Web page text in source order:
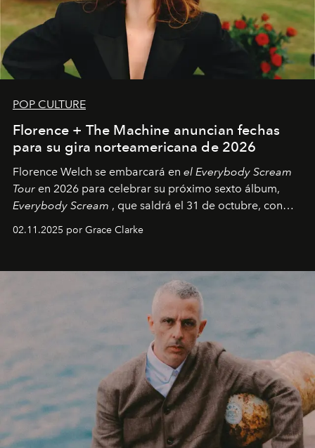
POP CULTURE
Florence + The Machine anuncian fechas
para su gira norteamericana de 2026
Florence Welch se embarcará en el Everybody Scream
Tour en 2026 para celebrar su próximo sexto álbum,
Everybody Scream , que saldrá el 31 de octubre, con
fechas en Norteamérica a partir de abril del próximo
02.11.2025 por Grace Clarke